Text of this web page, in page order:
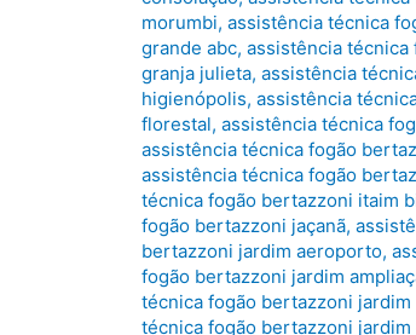
morumbi, assistência técnica
grande abc, assistência
granja julieta, assistência
higienópolis, assistência
florestal, assistência técnica
assistência técnica fogão
assistência técnica fogão
técnica fogão bertazzoni itaim
fogão bertazzoni jaçanã,
bertazzoni jardim aeroporto,
fogão bertazzoni jardim
técnica fogão bertazzoni
técnica fogão bertazzoni